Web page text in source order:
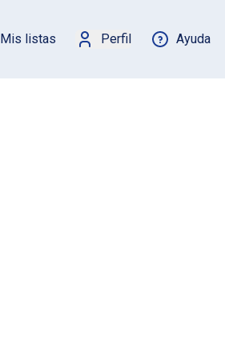
Mis listas Perfil Ayuda